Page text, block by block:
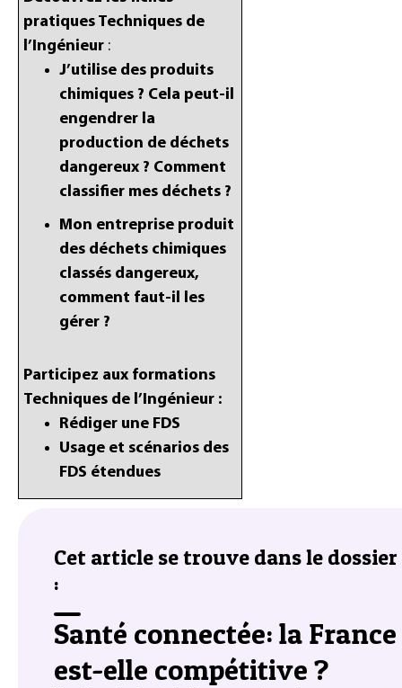
pratiques Techniques de
l’Ingénieur :
J’utilise des produits
chimiques ? Cela peut-il
engendrer la
production de déchets
dangereux ? Comment
classifier mes déchets ?
Mon entreprise produit
des déchets chimiques
classés dangereux,
comment faut-il les
gérer ?
Participez aux formations
Techniques de l’Ingénieur :
Rédiger une FDS
Usage et scénarios des
FDS étendues
Cet article se trouve dans le dossier
:
Santé connectée: la France
est-elle compétitive ?